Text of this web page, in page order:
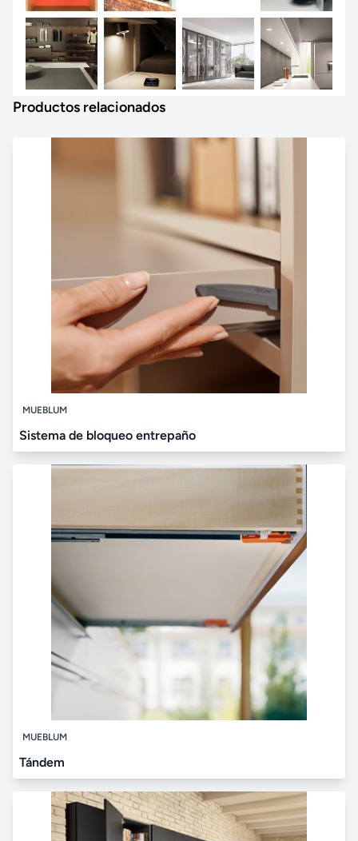
Productos relacionados
MUEBLUM
Sistema de bloqueo entrepaño
MUEBLUM
Tándem